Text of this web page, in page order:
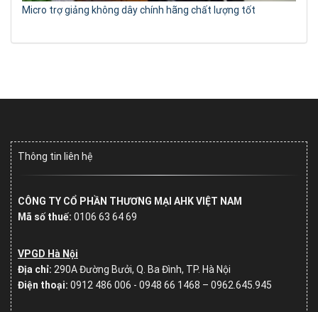
Micro trợ giảng không dây chính hãng chất lượng tốt
Thông tin liên hệ
CÔNG TY CỔ PHẦN THƯƠNG MẠI AHK VIỆT NAM
Mã số thuế: 0106 63 64 69
VPGD Hà Nội
Địa chỉ: 290A Đường Bưởi, Q. Ba Đình, TP. Hà Nội
Điện thoại: 0912 486 006 - 0948 66 1468 – 0962.645.945